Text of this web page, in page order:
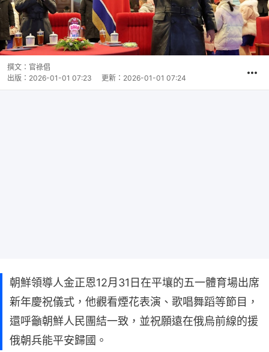
撰文： 官祿倡
出版： 2026-01-01 07:23 更新： 2026-01-01 07:24
朝鮮領導人金正恩12月31日在平壤的五一體育場出席
新年慶祝儀式，他觀看煙花表演、歌唱舞蹈等節目，
還呼籲朝鮮人民團結一致，並祝願遠在俄烏前線的援
俄朝兵能平安歸國。